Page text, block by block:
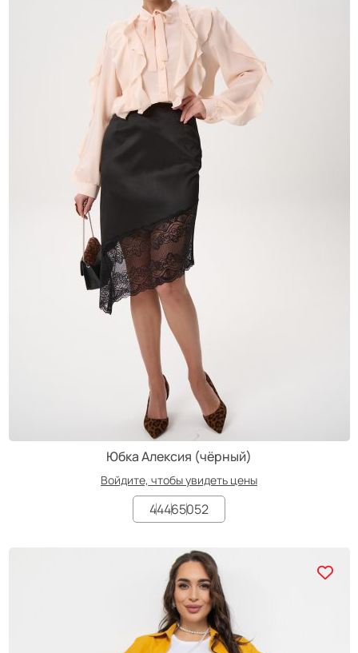
Юбка Алексия (чёрный)
Войдите, чтобы увидеть цены
44465052